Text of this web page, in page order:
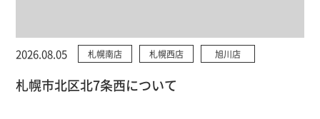
2026.08.05 札幌南店 札幌西店 旭川店
札幌市北区北7条西について